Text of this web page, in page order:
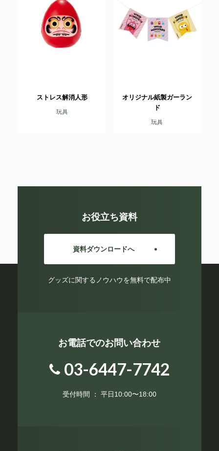
ストレス解消人形
玩具
オリジナル紙製ガーラン
ド
玩具
お役立ち資料
資料ダウンロードへ
グッズに関するノウハウを無料で配布中
お電話でのお問い合わせ
03-6447-7742
受付時間 ： 平日10:00〜18:00